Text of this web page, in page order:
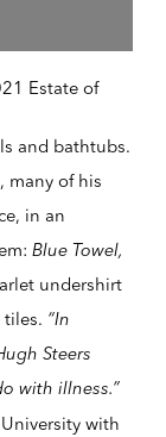
Estate of
and bathtubs.
many of his
in an
Blue Towel,
undershirt
“In
Steers
with illness.”
with